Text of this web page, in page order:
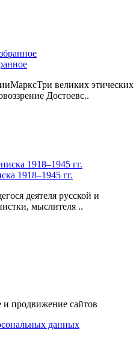
великих этических
Достоевс..
1918–1945 гг.
деятеля русской и
мыслителя ..
и продвижение сайтов
данных